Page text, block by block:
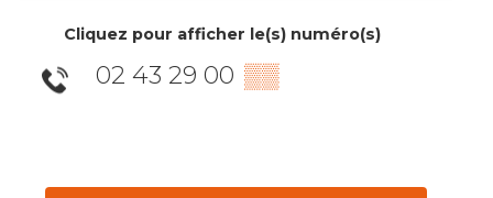
Cliquez pour afficher le(s) numéro(s)
02 43 29 00 ▒▒